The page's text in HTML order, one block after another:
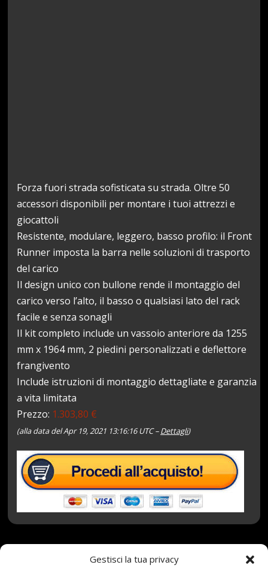
Gestisci la tua privacy
Forza fuori strada sofisticata su strada. Oltre 50
accessori disponibili per montare i tuoi attrezzi e
giocattoli
Resistente, modulare, leggero, basso profilo: il Front
Runner imposta la barra nelle soluzioni di trasporto
del carico
Il design unico con bullone rende il montaggio del
carico verso l’alto, il basso o qualsiasi lato del rack
facile e senza sonagli
Il kit completo include un vassoio anteriore da 1255
mm x 1964 mm, 2 piedini personalizzati e deflettore
frangivento
Include istruzioni di montaggio dettagliate e garanzia
a vita limitata
Prezzo: 1.303,80 €
(alla data del Apr 19, 2021 13:16:16 UTC –Dettagli)
redazione Tag: KIT,